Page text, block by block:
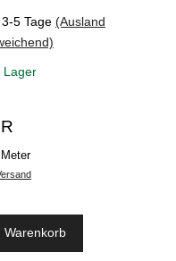
5 Tage (Ausland
Lager
Warenkorb